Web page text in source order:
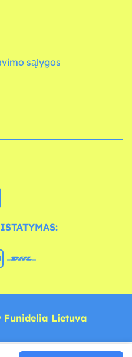
sąlygos
Funidelia Lietuva